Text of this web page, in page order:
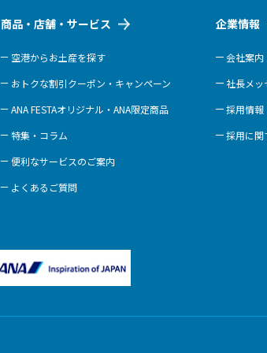
商品・店舗・サービス
空港からお土産を探す
おトクな割引クーポン・キャンペーン
ANA FESTAオリジナル・ANA限定商品
特集・コラム
便利なサービスのご案内
よくあるご質問
企業情報
会社案内
社長メッ
採用情報
採用に関